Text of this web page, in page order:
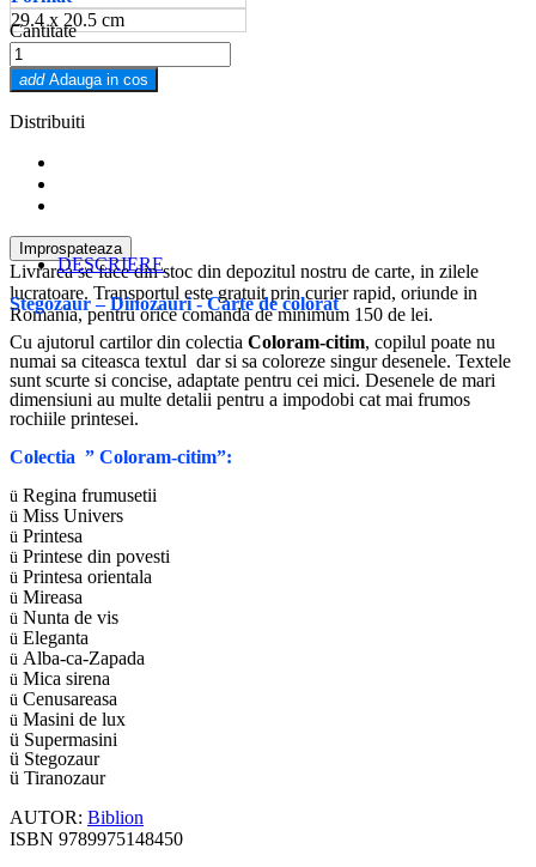
29.4 x 20.5 cm
Cantitate
add Adauga in cos
Distribuiti
Livrarea se face din stoc din depozitul nostru de carte, in zilele
lucratoare. Transportul este gratuit prin curier rapid, oriunde in
Romania, pentru orice comanda de minimum 150 de lei.
DESCRIERE
Stegozaur– Dinozauri - Carte de colorat
Cu ajutorul cartilor din colectia Coloram-citim, copilul poate nu
numai sa citeasca textul dar si sa coloreze singur desenele. Textele
sunt scurte si concise, adaptate pentru cei mici. Desenele de mari
dimensiuni au multe detalii pentru a impodobi cat mai frumos
rochiile printesei.
Colectia ” Coloram-citim”:
ü Regina frumusetii
ü Miss Univers
ü Printesa
ü Printese din povesti
ü Printesa orientala
ü Mireasa
ü Nunta de vis
ü Eleganta
ü Alba-ca-Zapada
ü Mica sirena
ü Cenusareasa
ü Masini de lux
ü Supermasini
ü Stegozaur
ü Tiranozaur
AUTOR: Biblion
ISBN 9789975148450